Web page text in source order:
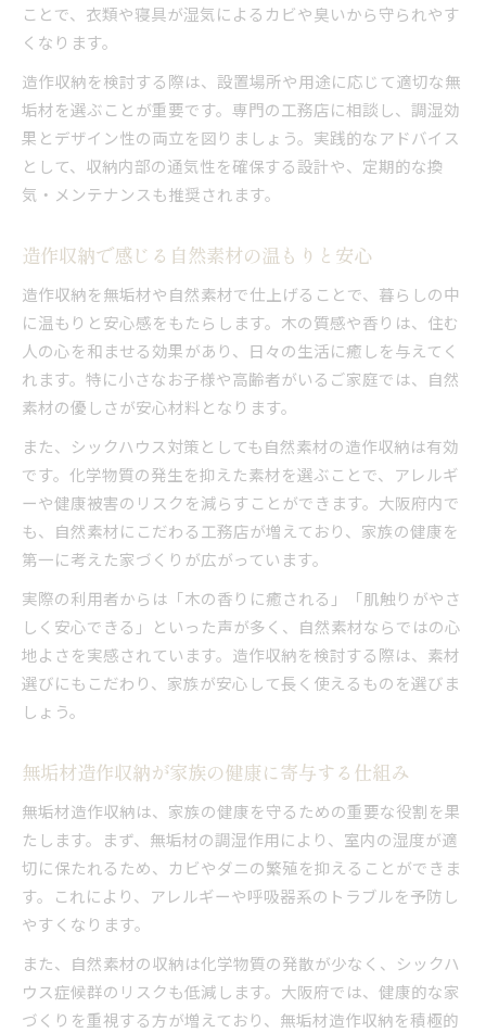
ことで、衣類や寝具が湿気によるカビや臭いから守られやす
くなります。
造作収納を検討する際は、設置場所や用途に応じて適切な無
垢材を選ぶことが重要です。専門の工務店に相談し、調湿効
果とデザイン性の両立を図りましょう。実践的なアドバイス
として、収納内部の通気性を確保する設計や、定期的な換
気・メンテナンスも推奨されます。
造作収納で感じる自然素材の温もりと安心
造作収納を無垢材や自然素材で仕上げることで、暮らしの中
に温もりと安心感をもたらします。木の質感や香りは、住む
人の心を和ませる効果があり、日々の生活に癒しを与えてく
れます。特に小さなお子様や高齢者がいるご家庭では、自然
素材の優しさが安心材料となります。
また、シックハウス対策としても自然素材の造作収納は有効
です。化学物質の発生を抑えた素材を選ぶことで、アレルギ
ーや健康被害のリスクを減らすことができます。大阪府内で
も、自然素材にこだわる工務店が増えており、家族の健康を
第一に考えた家づくりが広がっています。
実際の利用者からは「木の香りに癒される」「肌触りがやさ
しく安心できる」といった声が多く、自然素材ならではの心
地よさを実感されています。造作収納を検討する際は、素材
選びにもこだわり、家族が安心して長く使えるものを選びま
しょう。
無垢材造作収納が家族の健康に寄与する仕組み
無垢材造作収納は、家族の健康を守るための重要な役割を果
たします。まず、無垢材の調湿作用により、室内の湿度が適
切に保たれるため、カビやダニの繁殖を抑えることができま
す。これにより、アレルギーや呼吸器系のトラブルを予防し
やすくなります。
また、自然素材の収納は化学物質の発散が少なく、シックハ
ウス症候群のリスクも低減します。大阪府では、健康的な家
づくりを重視する方が増えており、無垢材造作収納を積極的